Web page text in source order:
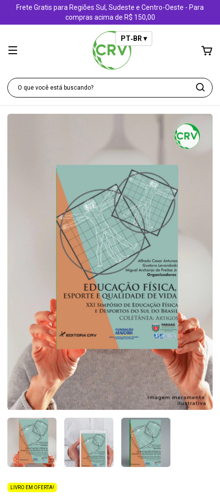
Frete Gratis para Regiões Sul, Sudeste e Centro-Oeste - Para
compras acima de R$ 150,00
PT‑BR ▾
LIVRO EM OFERTA!